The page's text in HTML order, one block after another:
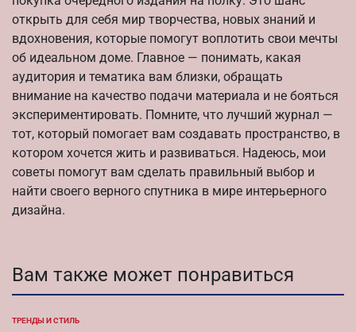
открыть для себя мир творчества, новых знаний и
вдохновения, которые помогут воплотить свои мечты
об идеальном доме. Главное — понимать, какая
аудитория и тематика вам близки, обращать
внимание на качество подачи материала и не бояться
экспериментировать. Помните, что лучший журнал —
тот, который помогает вам создавать пространство, в
котором хочется жить и развиваться. Надеюсь, мои
советы помогут вам сделать правильный выбор и
найти своего верного спутника в мире интерьерного
дизайна.
Вам также может понравиться
ОПУБЛИКОВАНО
ТРЕНДЫ И СТИЛЬ